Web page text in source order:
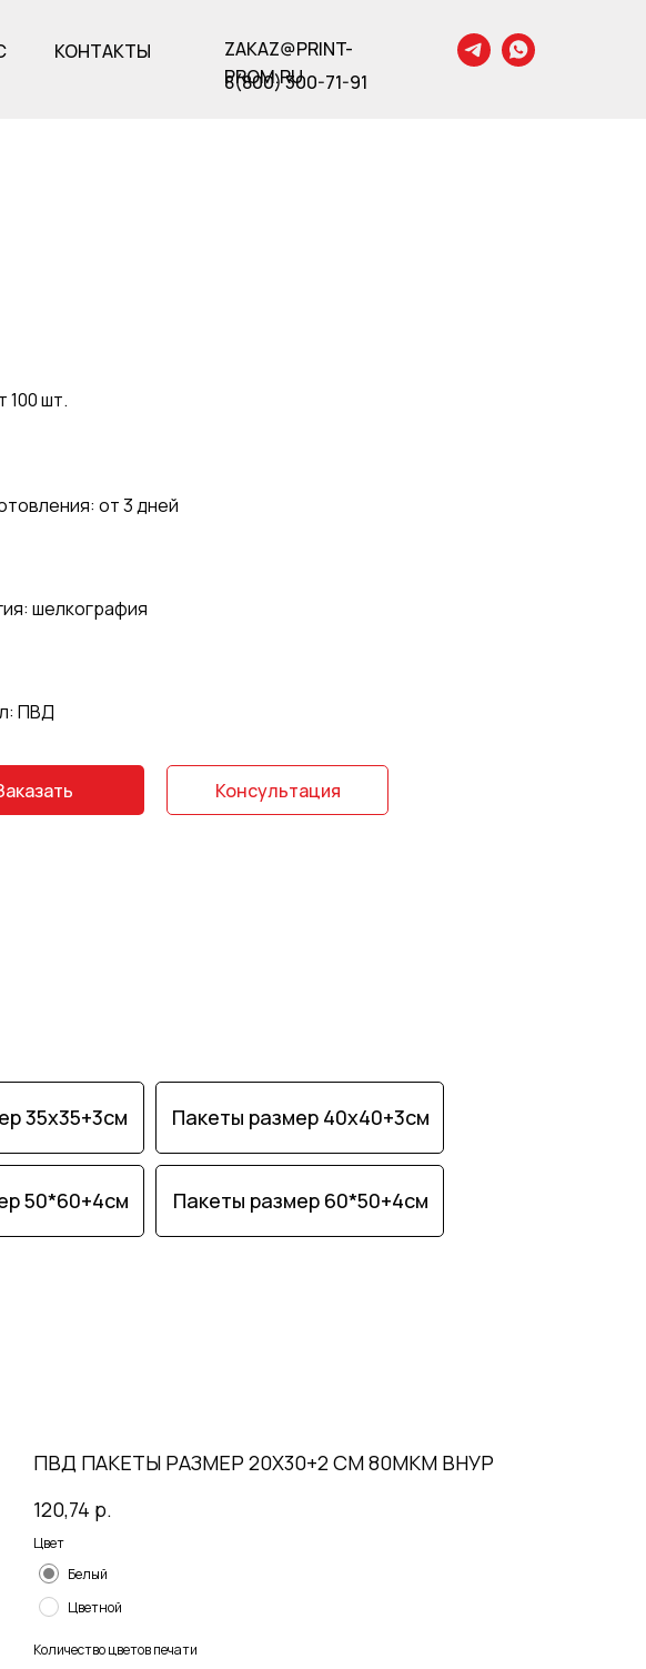
8(800) 300-71-91
ZAKAZ@PRINT-
PROM.RU
КОНТАКТЫ
Консультация
100 шт.
от 3 дней
шелкография
ПВД
35х35+3см Пакеты размер 40х40+3см
50*60+4см Пакеты размер 60*50+4см
ПВД ПАКЕТЫ РАЗМЕР 20Х30+2 СМ 80МКМ ВНУР
120,74 р.
Цвет
Белый
Цветной
Количество цветов печати